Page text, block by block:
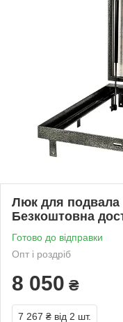
Люк для подвала
Безкоштовна
Готово до відправки
Опт і роздріб
8 050 ₴
7 267 ₴ від 2 шт.